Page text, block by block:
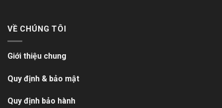
VỀ CHÚNG TÔI
Giới thiệu chung
Quy định & bảo mật
Quy định bảo hành